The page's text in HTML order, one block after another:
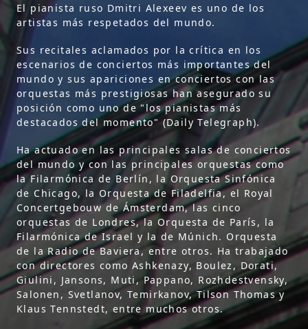
El pianista ruso Dmitri Alexeev es uno de los
artistas más respetados del mundo.
Sus recitales aclamados por la crítica en los
escenarios de conciertos más importantes del
mundo y sus apariciones en conciertos con las
orquestas más prestigiosas han asegurado su
posición como uno de "los pianistas más
destacados del momento" (Daily Telegraph).
Ha actuado en las principales salas de conciertos
del mundo y con las principales orquestas como
la Filarmónica de Berlín, la Orquesta Sinfónica
de Chicago, la Orquesta de Filadelfia, el Royal
Concertgebouw de Ámsterdam, las cinco
orquestas de Londres, la Orquesta de París, la
Filarmónica de Israel y la de Múnich. Orquesta
de la Radio de Baviera, entre otros. Ha trabajado
con directores como Ashkenazy, Boulez, Dorati,
Giulini, Jansons, Muti, Pappano, Rozhdestvensky,
Salonen, Svetlanov, Temirkanov, Tilson Thomas y
Klaus Tennstedt, entre muchos otros.